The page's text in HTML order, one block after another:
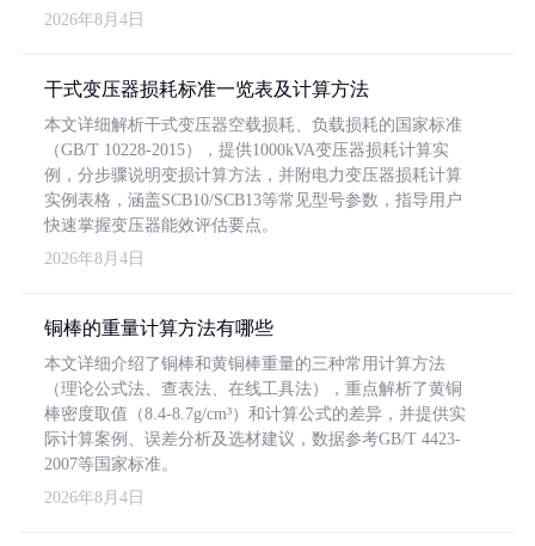
2026年8月4日
干式变压器损耗标准一览表及计算方法
本文详细解析干式变压器空载损耗、负载损耗的国家标准
（GB/T 10228-2015），提供1000kVA变压器损耗计算实
例，分步骤说明变损计算方法，并附电力变压器损耗计算
实例表格，涵盖SCB10/SCB13等常见型号参数，指导用户
快速掌握变压器能效评估要点。
2026年8月4日
铜棒的重量计算方法有哪些
本文详细介绍了铜棒和黄铜棒重量的三种常用计算方法
（理论公式法、查表法、在线工具法），重点解析了黄铜
棒密度取值（8.4-8.7g/cm³）和计算公式的差异，并提供实
际计算案例、误差分析及选材建议，数据参考GB/T 4423-
2007等国家标准。
2026年8月4日